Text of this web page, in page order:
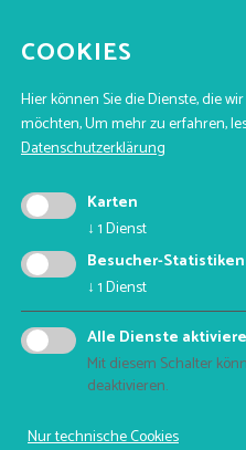
Service
Team
UNTERNEHMEN
maramo films
MwSt.-Nr.: 03280900212
+39 345 5844229
raphael@maramo.it
ÖFFNUNGSZEITEN
Montag bis Freitag
8.00 - 13.00 Uhr
COOKIES
Hier können Sie die Dienste, die
möchten,Um mehr zu erfahren,
Datenschutzerklärung
Karten
↓ 1Dienst
Besucher-Statistiken
↓ 1Dienst
Alle Dienste
Mit diesem Schalter
deaktivieren.
Nur technische Cookies